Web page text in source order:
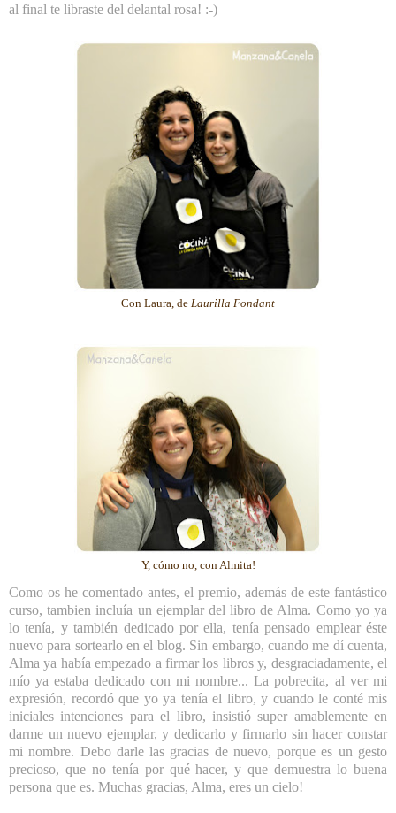
al final te libraste del delantal rosa! :-)
Con Laura, de Laurilla Fondant
Y, cómo no, con Almita!
Como os he comentado antes, el premio, además de este fantástico
curso, tambien incluía un ejemplar del libro de Alma. Como yo ya
lo tenía, y también dedicado por ella, tenía pensado emplear éste
nuevo para sortearlo en el blog. Sin embargo, cuando me dí cuenta,
Alma ya había empezado a firmar los libros y, desgraciadamente, el
mío ya estaba dedicado con mi nombre... La pobrecita, al ver mi
expresión, recordó que yo ya tenía el libro, y cuando le conté mis
iniciales intenciones para el libro, insistió super amablemente en
darme un nuevo ejemplar, y dedicarlo y firmarlo sin hacer constar
mi nombre. Debo darle las gracias de nuevo, porque es un gesto
precioso, que no tenía por qué hacer, y que demuestra lo buena
persona que es. Muchas gracias, Alma, eres un cielo!